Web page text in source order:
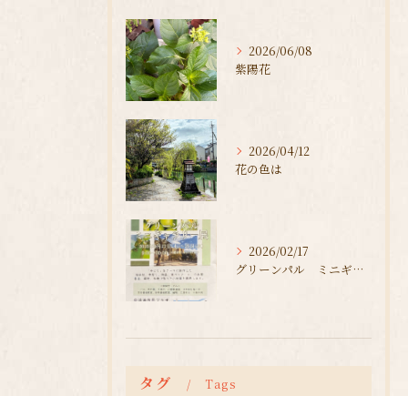
2026/06/08
紫陽花
2026/04/12
花の色は
2026/02/17
グリーンパル ミニギャラリー展
タグ Tags